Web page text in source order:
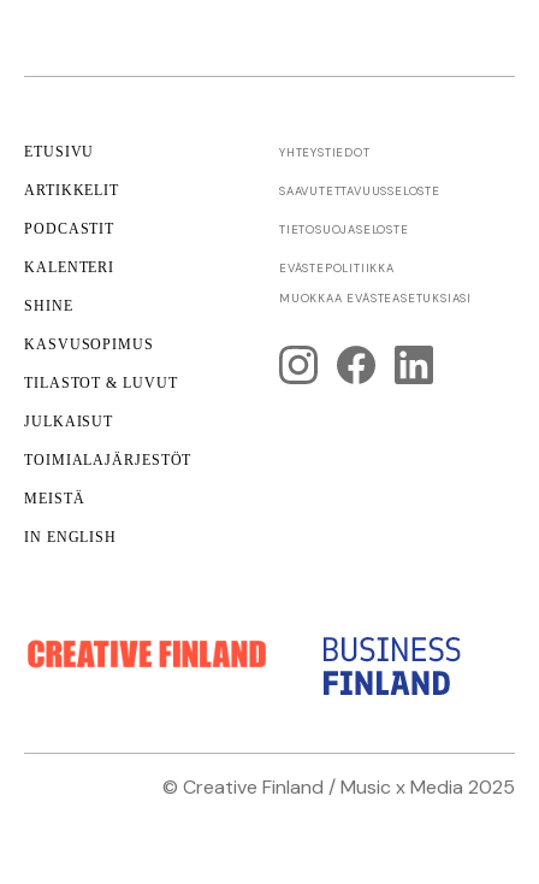
Business Finland käynnistää uudet rahoitushaut
luoville aloille
Monialaisuus
ETUSIVU
ARTIKKELIT
PODCASTIT
KALENTERI
SHINE
KASVUSOPIMUS
TILASTOT & LUVUT
JULKAISUT
TOIMIALAJÄRJESTÖT
MEISTÄ
IN ENGLISH
YHTEYSTIEDOT
SAAVUTETTAVUUS­SELOSTE
TIETOSUOJASELOSTE
EVÄSTEPOLITIIKKA
MUOKKAA EVÄSTEASETUKSIASI
© Creative Finland / Music x Media 2025